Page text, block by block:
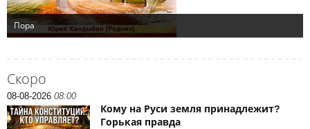
Скоро
08-08-2026 08:00
Кому на Руси земля принадлежит?
Горькая правда